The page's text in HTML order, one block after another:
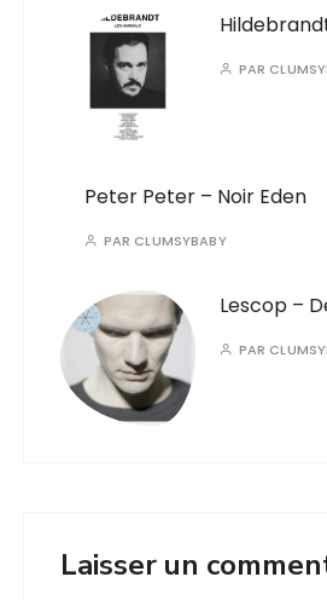
PAR
Peter Peter – Noir Eden
PAR CLUMSYBABY
Lescop –
PAR
Laisser un